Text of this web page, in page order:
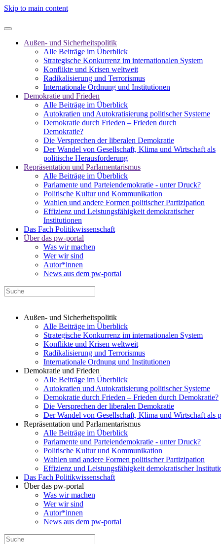
Skip to main content
Außen- und Sicherheitspolitik
Alle Beiträge im Überblick
Strategische Konkurrenz im internationalen System
Konflikte und Krisen weltweit
Radikalisierung und Terrorismus
Internationale Ordnung und Institutionen
Demokratie und Frieden
Alle Beiträge im Überblick
Autokratien und Autokratisierung politischer Systeme
Demokratie durch Frieden – Frieden durch
Demokratie?
Die Versprechen der liberalen Demokratie
Der Wandel von Gesellschaft, Klima und Wirtschaft als
politische Herausforderung
Repräsentation und Parlamentarismus
Alle Beiträge im Überblick
Parlamente und Parteiendemokratie - unter Druck?
Politische Kultur und Kommunikation
Wahlen und andere Formen politischer Partizipation
Effizienz und Leistungsfähigkeit demokratischer
Institutionen
Das Fach Politikwissenschaft
Über das pw-portal
Was wir machen
Wer wir sind
Autor*innen
News aus dem pw-portal
Außen- und Sicherheitspolitik
Alle Beiträge im Überblick
Strategische Konkurrenz im internationalen System
Konflikte und Krisen weltweit
Radikalisierung und Terrorismus
Internationale Ordnung und Institutionen
Demokratie und Frieden
Alle Beiträge im Überblick
Autokratien und Autokratisierung politischer Systeme
Demokratie durch Frieden – Frieden durch Demokratie?
Die Versprechen der liberalen Demokratie
Der Wandel von Gesellschaft, Klima und Wirtschaft als
Repräsentation und Parlamentarismus
Alle Beiträge im Überblick
Parlamente und Parteiendemokratie - unter Druck?
Politische Kultur und Kommunikation
Wahlen und andere Formen politischer Partizipation
Effizienz und Leistungsfähigkeit demokratischer
Das Fach Politikwissenschaft
Über das pw-portal
Was wir machen
Wer wir sind
Autor*innen
News aus dem pw-portal